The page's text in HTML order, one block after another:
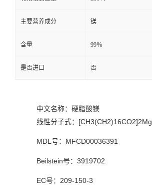
主要营养成分 镁
含量 99％
是否进口 否
中文名称：硬脂酸镁
线性分子式：[CH3(CH2)16CO2]2Mg
MDL号：MFCD00036391
Beilstein号：3919702
EC号：209-150-3